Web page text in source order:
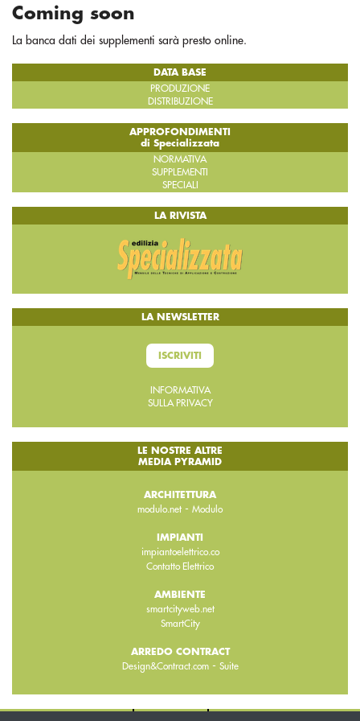
Coming soon
La banca dati dei supplementi sarà presto online.
DATA BASE
PRODUZIONE
DISTRIBUZIONE
APPROFONDIMENTI
di Specializzata
NORMATIVA
SUPPLEMENTI
SPECIALI
LA RIVISTA
LA NEWSLETTER
ISCRIVITI
INFORMATIVA
SULLA PRIVACY
LE NOSTRE ALTRE
MEDIA PYRAMID
ARCHITETTURA
modulo.net - Modulo
IMPIANTI
impiantoelettrico.co
Contatto Elettrico
AMBIENTE
smartcityweb.net
SmartCity
ARREDO CONTRACT
Design&Contract.com- Suite